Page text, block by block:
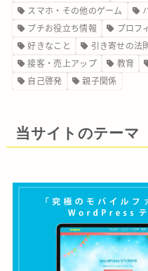
スマホ・その他のゲーム
プチお役立ち情報
プロフ
好きなこと
引き寄せの法
接客・売上アップ
教育
自己啓発
親子関係
当サイトのテーマ